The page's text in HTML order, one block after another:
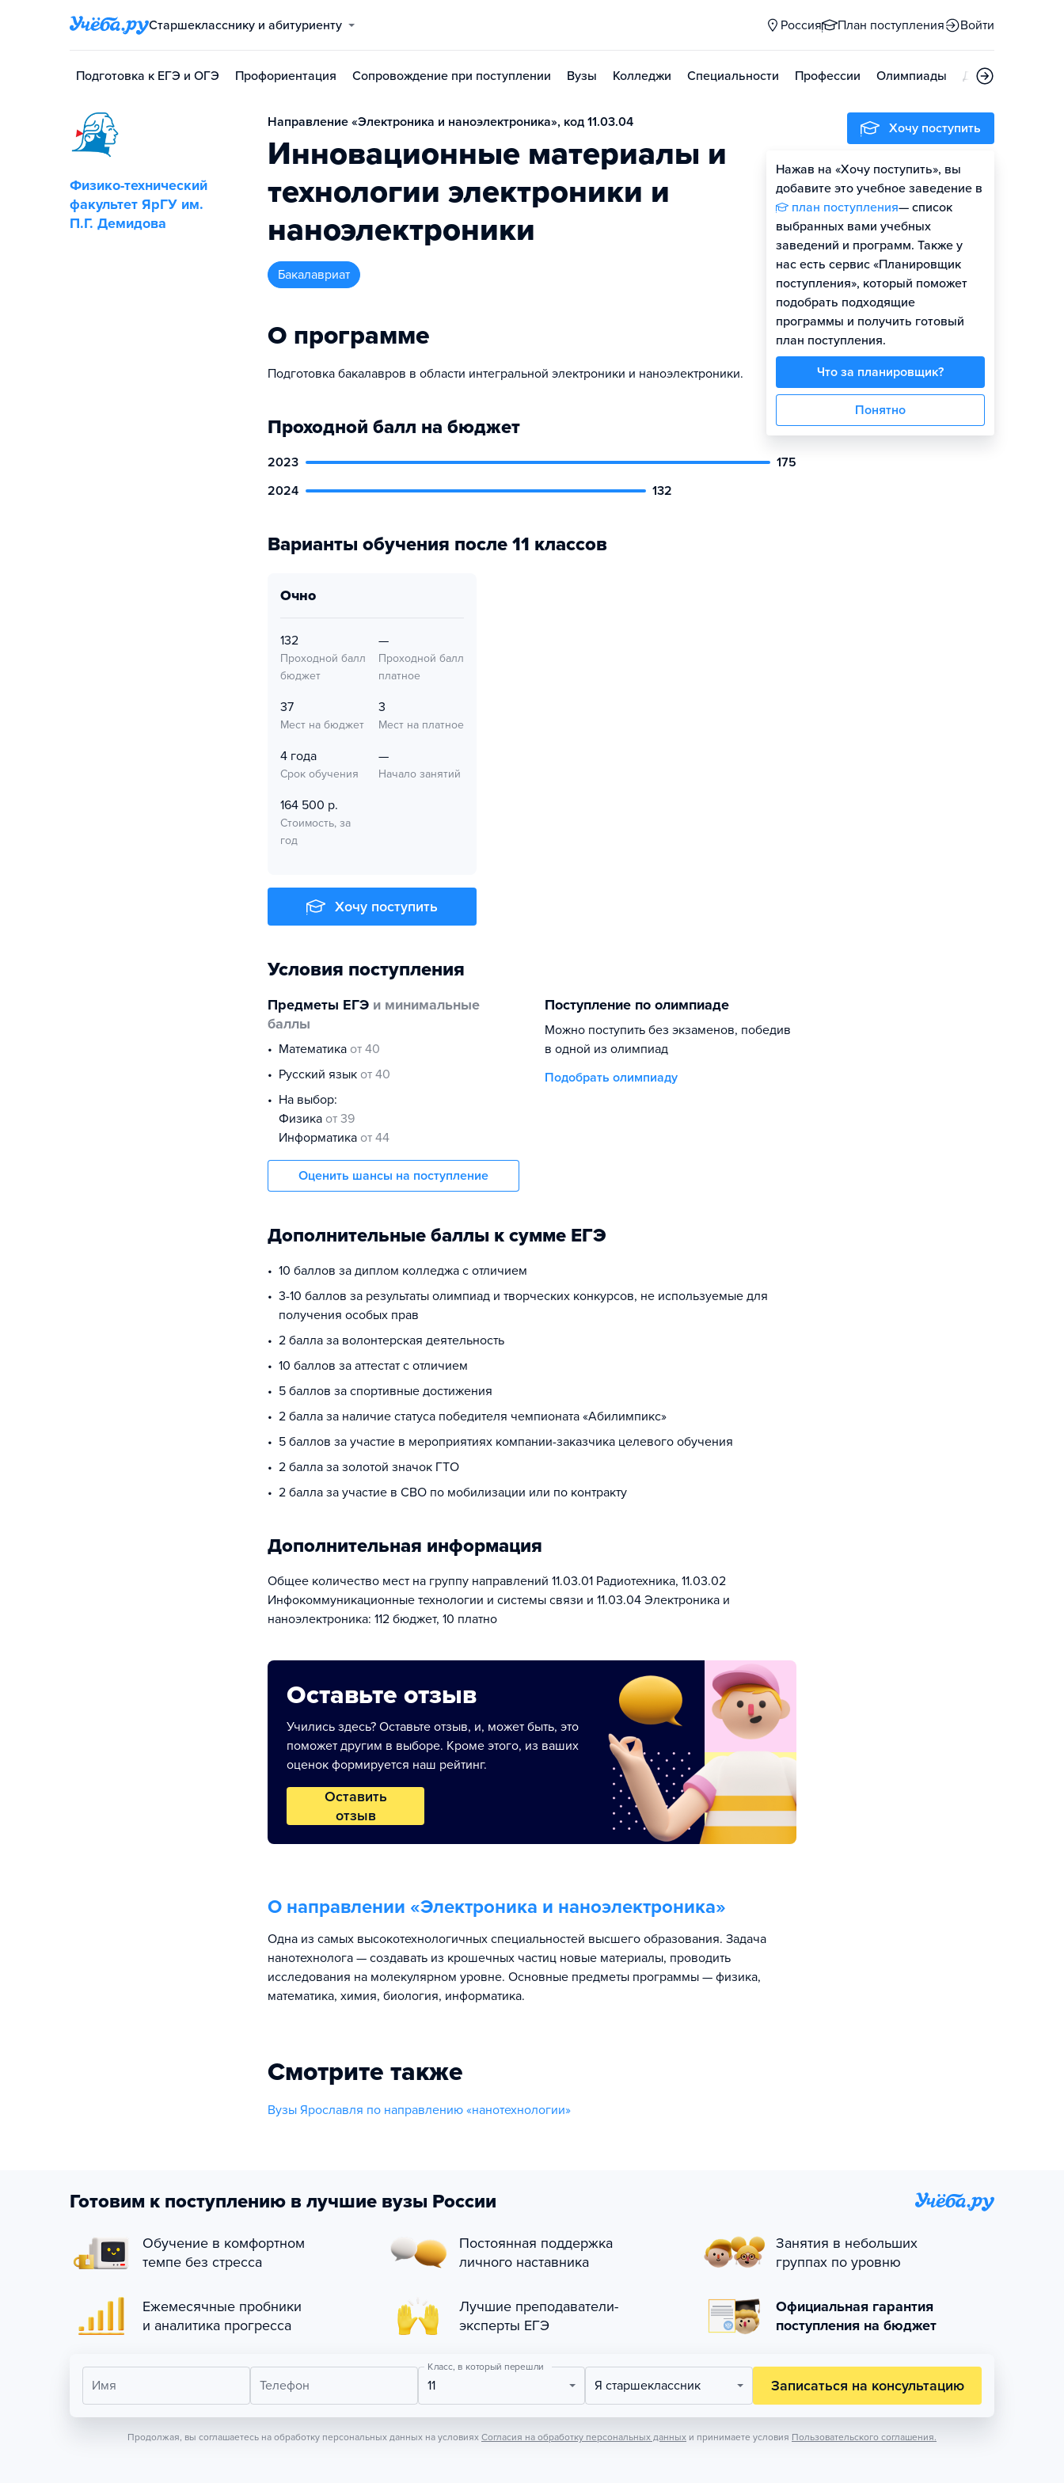
Старшекласснику и абитуриенту Россия План поступления Войти
Подготовка к ЕГЭ и ОГЭ Профориентация Сопровождение при поступлении Вузы Колледжи Специальности Профессии Олимпиады Дни открытых
Физико-технический
факультет ЯрГУ им.
П.Г. Демидова
Направление «Электроника и наноэлектроника», код 11.03.04
Инновационные материалы и
технологии электроники и
наноэлектроники
бакалавриат
О программе
Подготовка бакалавров в области интегральной электроники и наноэлектроники.
Проходной балл на бюджет
2023
175
2024
132
Варианты обучения после 11 классов
очно
132
Проходной балл
бюджет
—
Проходной балл
платное
37
Мест на бюджет
3
Мест на платное
4 года
Срок обучения
—
Начало занятий
164 500 р.
Стоимость, за
год
Хочу поступить
Условия поступления
Предметы ЕГЭ и минимальные
баллы
математика от 40
русский язык от 40
На выбор:
физика от 39
информатика от 44
Оценить шансы на поступление
Поступление по олимпиаде
Можно поступить без экзаменов, победив
в одной из олимпиад
Подобрать олимпиаду
Дополнительные баллы к сумме ЕГЭ
10 баллов за диплом колледжа с отличием
3-10 баллов за результаты олимпиад и творческих конкурсов, не используемые для
получения особых прав
2 балла за волонтерская деятельность
10 баллов за аттестат с отличием
5 баллов за спортивные достижения
2 балла за наличие статуса победителя чемпионата «Абилимпикс»
5 баллов за участие в мероприятиях компании-заказчика целевого обучения
2 балла за золотой значок ГТО
2 балла за участие в СВО по мобилизации или по контракту
Дополнительная информация
Общее количество мест на группу направлений 11.03.01 Радиотехника, 11.03.02
Инфокоммуникационные технологии и системы связи и 11.03.04 Электроника и
наноэлектроника: 112 бюджет, 10 платно
Оставьте отзыв
Учились здесь? Оставьте отзыв, и, может быть, это
поможет другим в выборе. Кроме этого, из ваших
оценок формируется наш рейтинг.
Оставить
отзыв
О направлении «Электроника и наноэлектроника»
Одна из самых высокотехнологичных специальностей высшего образования. Задача
нанотехнолога — создавать из крошечных частиц новые материалы, проводить
исследования на молекулярном уровне. Основные предметы программы — физика,
математика, химия, биология, информатика.
Смотрите также
Вузы Ярославля по направлению «нанотехнологии»
Хочу поступить
Нажав на «Хочу поступить», вы
добавите это учебное заведение в
план поступления— список
выбранных вами учебных
заведений и программ. Также у
нас есть сервис «Планировщик
поступления», который поможет
подобрать подходящие
программы и получить готовый
план поступления.
Что за планировщик?
Понятно
Оценить шансы
Готовим к поступлению в лучшие вузы России
Обучение в комфортном
темпе без стресса
Постоянная поддержка
личного наставника
Занятия в небольших
группах по уровню
Ежемесячные пробники
и аналитика прогресса
Лучшие преподаватели-
эксперты ЕГЭ
Официальная гарантия
поступления на бюджет
Имя Телефон
Класс, в который перешли
11 Я старшеклассник Записаться на консультацию
Продолжая, вы соглашаетесь на обработку персональных данных на условиях Согласия на обработку персональных данных и принимаете условия Пользовательского соглашения.